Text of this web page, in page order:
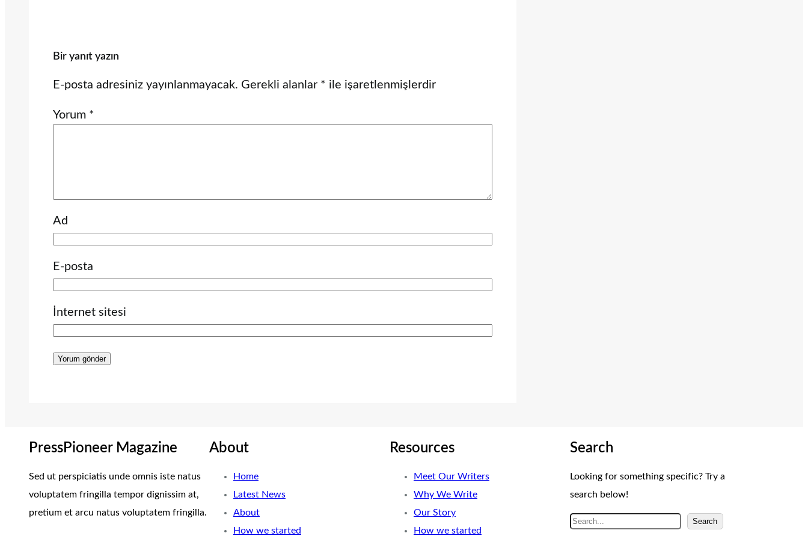
Bir yanıt yazın
E-posta adresiniz yayınlanmayacak. Gerekli alanlar * ile işaretlenmişlerdir
Yorum *
Ad
E-posta
İnternet sitesi
PressPioneer Magazine
Sed ut perspiciatis unde omnis iste natus
voluptatem fringilla tempor dignissim at,
pretium et arcu natus voluptatem fringilla.
About
Home
Latest News
About
How we started
Resources
Meet Our Writers
Why We Write
Our Story
How we started
Search
Looking for something specific? Try a
search below!
A
Search